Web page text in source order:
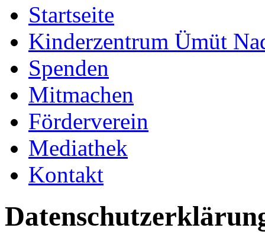
Startseite
Kinderzentrum Ümüt
Spenden
Mitmachen
Förderverein
Mediathek
Kontakt